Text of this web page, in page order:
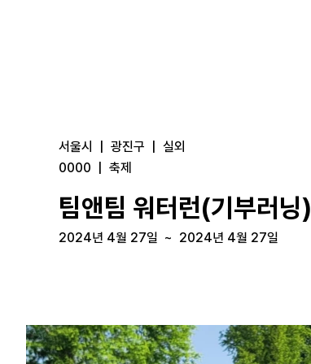
서울시 광진구
실외
0000
축제
팀앤팀 워터런(기부러닝)
2024년 4월 27일 ~ 2024년 4월 27일